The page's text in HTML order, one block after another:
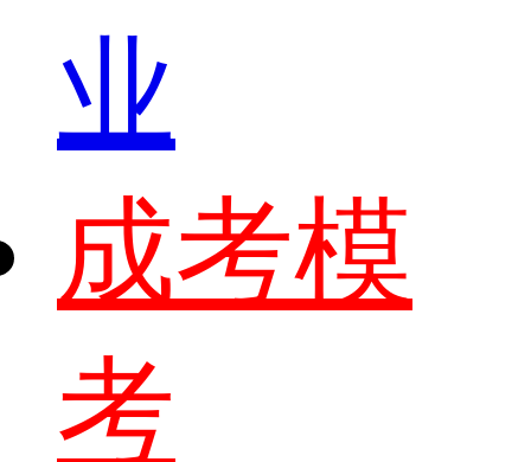
业
成考模
考